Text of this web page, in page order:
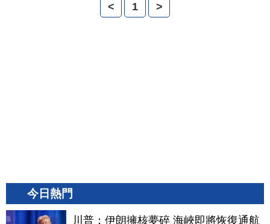
< 1 >
今日熱門
川普：伊朗擁核夢碎 海峽即將恢復通航